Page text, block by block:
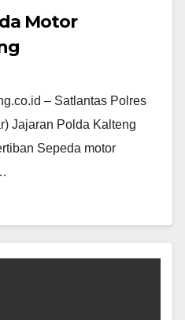
Motor
– Satlantas Polres
Jajaran Polda Kalteng
Sepeda motor